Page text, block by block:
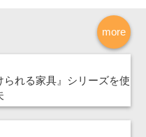
more
られる家具』シリーズを使